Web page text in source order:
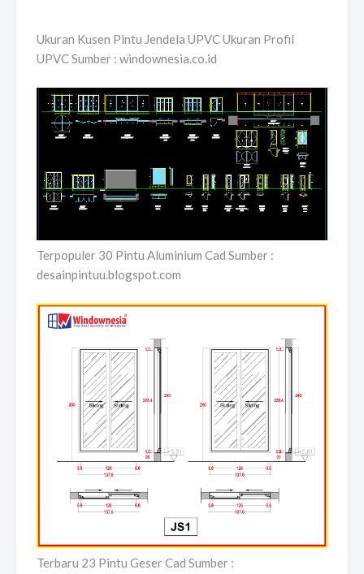
Ukuran Kusen Pintu Jendela UPVC Ukuran Profil
UPVC Sumber : windownesia.co.id
Terpopuler 30 Pintu Aluminium Cad Sumber :
desainpintuu.blogspot.com
Terbaru 23 Pintu Geser Cad Sumber :